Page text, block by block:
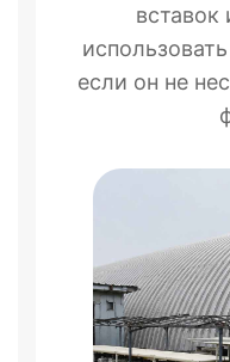
если он не